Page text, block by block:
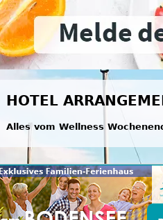
HOTEL
Alles vom Wellness